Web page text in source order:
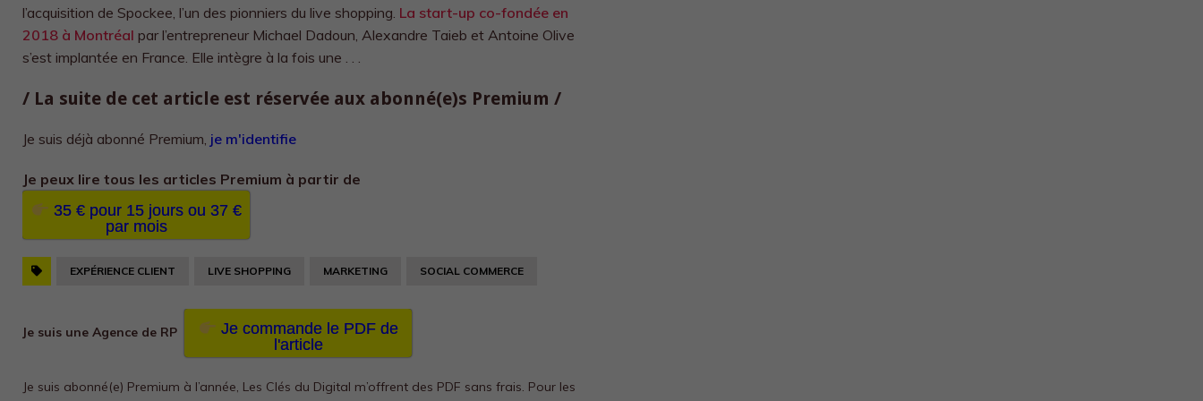
l’acquisition de Spockee, l’un des pionniers du live shopping. La start-up co-fondée en
2018 à Montréal par l’entrepreneur Michael Dadoun, Alexandre Taieb et Antoine Olive
s’est implantée en France. Elle intègre à la fois une . . .
/ La suite de cet article est réservée aux abonné(e)s Premium /
Je suis déjà abonné Premium, je m'identifie
Je peux lire tous les articles Premium à partir de
35 € pour 15 jours ou 37 €
par mois
EXPÉRIENCE CLIENT LIVE SHOPPING MARKETING SOCIAL COMMERCE
Je suis une Agence de RP
Je commande le PDF de
l'article
Je suis abonné(e) Premium à l’année, Les Clés du Digital m’offrent des PDF sans frais. Pour les